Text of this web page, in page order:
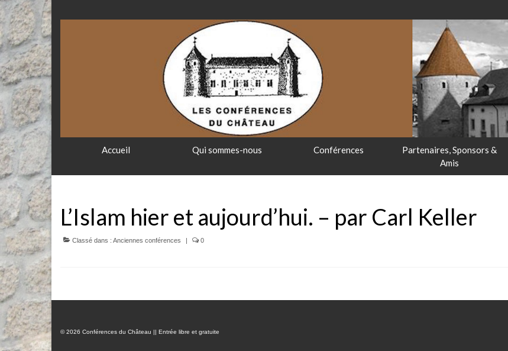
Accueil Qui sommes-nous Conférences
Partenaires, Sponsors &
Amis
L’Islam hier et aujourd’hui. – par Carl Keller
Classé dans : Anciennes conférences | 0
© 2026 Conférences du Château || Entrée libre et gratuite